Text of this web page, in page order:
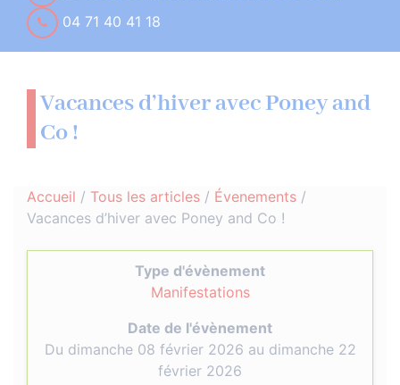
04 71 40 41 18
Vacances d’hiver avec Poney and
Co !
Accueil / Tous les articles / Évenements /
Vacances d’hiver avec Poney and Co !
Type d'évènement
Manifestations
Date de l'évènement
Du dimanche 08 février 2026 au dimanche 22
février 2026